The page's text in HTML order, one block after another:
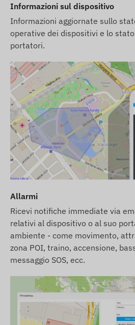
Informazioni sul dispositivo
Informazioni aggiornate sullo
operative dei dispositivi e lo
portatori.
Allarmi
Ricevi notifiche immediate via
relativi al dispositivo o al suo
ambiente - come movimento,
zona POI, traino, accensione,
messaggio SOS, ecc.